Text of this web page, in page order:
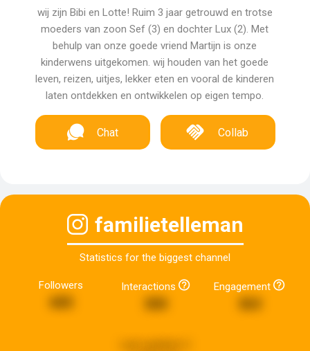
wij zijn Bibi en Lotte! Ruim 3 jaar getrouwd en trotse
moeders van zoon Sef (3) en dochter Lux (2). Met
behulp van onze goede vriend Martijn is onze
kinderwens uitgekomen. wij houden van het goede
leven, reizen, uitjes, lekker eten en vooral de kinderen
laten ontdekken en ontwikkelen op eigen tempo.
Chat Collab
familietelleman
Statistics for the biggest channel
Followers
685
Interactions
300
Engagement
363